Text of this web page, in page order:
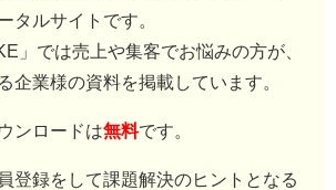
タルサイトです。
」では売上や集客でお悩みの方が、
企業様の資料を掲載しています。
ンロードは無料です。
登録をして課題解決のヒントとなる